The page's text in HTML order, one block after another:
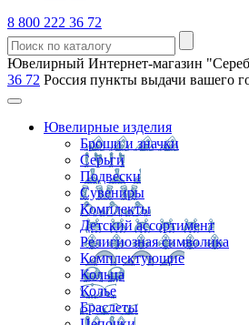
8 800 222 36 72
Ювелирный Интернет-магазин
36 72 Россия пункты выдачи вашего
Ювелирные изделия
Броши и значки
Серьги
Подвески
Сувениры
Комплекты
Детский ассортимент
Религиозная символика
Комплектующие
Кольца
Колье
Браслеты